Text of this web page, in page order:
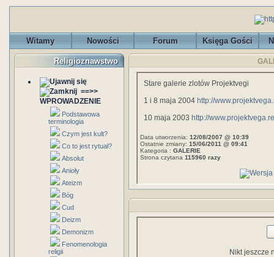
Witamy Nowości Forum Księga Gości
Religioznawstwo
==>>
WPROWADZENIE
Podstawowa
terminologia
Czym jest kult?
Co to jest rytuał?
Absolut
Anioły
Ateizm
Bóg
Cud
Deizm
Demonizm
Fenomenologia
religii
Stare galerie zlotów Projektvegi
1 i 8 maja 2004 http://
10 maja 2003 http://
Data utworzenia: 12/08/2007 @ 10:39
Ostatnie zmiany: 15/06/2011 @ 09:41
Kategoria : GALERIE
Strona czytana 115960 razy
Nikt jeszcze